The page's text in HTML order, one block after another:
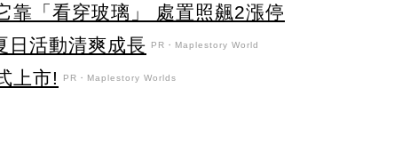
靠「看穿玻璃」 處置照飆2漲停
活動清爽成長
PR・Maplestory World
上市! PR・Maplestory Worlds